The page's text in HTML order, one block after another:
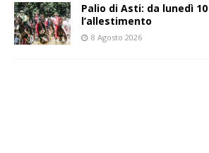
Palio di Asti: da lunedì
l’allestimento
8 Agosto 2026